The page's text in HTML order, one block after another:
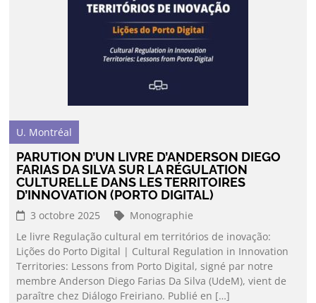
U. Montréal
PARUTION D’UN LIVRE D’ANDERSON DIEGO
FARIAS DA SILVA SUR LA RÉGULATION
CULTURELLE DANS LES TERRITOIRES
D’INNOVATION (PORTO DIGITAL)
3 octobre 2025
Monographie
Le livre Regulação cultural em territórios de inovação:
Lições do Porto Digital | Cultural Regulation in Innovation
Territories: Lessons from Porto Digital, signé par notre
membre Anderson Diego Farias Da Silva (UdeM), vient de
paraître chez Diálogo Freiriano. Publié en […]